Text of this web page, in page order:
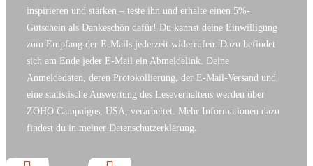
inspirieren und stärken – teste ihn und erhalte einen 5%-
Gutschein als Dankeschön dafür! Du kannst deine Einwilligung
zum Empfang der E-Mails jederzeit widerrufen. Dazu befindet
sich am Ende jeder E-Mail ein Abmeldelink. Deine
Anmeldedaten, deren Protokollierung, der E-Mail-Versand und
eine statistische Auswertung des Leseverhaltens werden über
ZOHO Campaigns, USA, verarbeitet. Mehr Informationen dazu
findest du in meiner Datenschutzerklärung.